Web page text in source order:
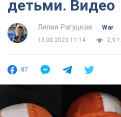
детьми. Видео
Лилия Рагуцкая
War
13.08.2023 11:14
2,9 т.
87